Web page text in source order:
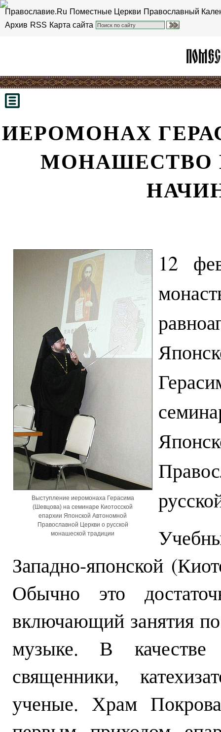
Православие.Ru Поместные Церкви Православный
Архив RSS Карта сайта
ИЕРОМОНАХ
МОНАШЕСТВО
Выступление иеромонаха Герасима
(Шевцова) на семинаре Киотосской
епархии Японской Автономной
Православной Церкви о русской
монашеской традиции
12
Западно-японской
Обычно это
включающий занятия
музыке. В качестве
священники,
ученые. Храм